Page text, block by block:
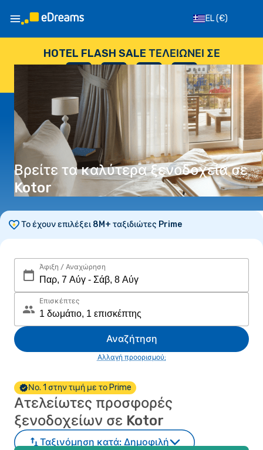
EL(€)
HOTEL FLASH SALE ΤΕΛΕΙΏΝΕΙ ΣΕ
--
ΗΜΈΡΕΣ
: --
ΏΡΕΣ
: --
ΔΕΥΤΕΡΌΛΕΠΤΑ
Βρείτε τα καλύτερα ξενοδοχεία σε
Kotor
Το έχουν επιλέξει 8M+ ταξιδιώτες Prime
Άφιξη / Αναχώρηση
Επισκέπτες
Αναζήτηση
Αλλαγή προορισμού;
Νο. 1 στην τιμή με το Prime
Ατελείωτες προσφορές
ξενοδοχείων σε Kotor
Ταξινόμηση κατά: Δημοφιλή